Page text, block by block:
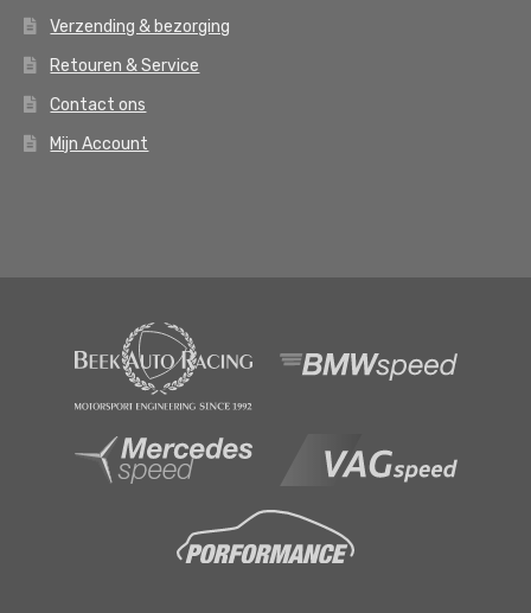
Verzending & bezorging
Retouren & Service
Contact ons
Mijn Account